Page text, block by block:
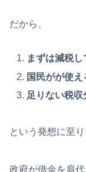
だから、
まずは減税し
国民がが使
足りない税
という発想に至り
政府が借金を肩代